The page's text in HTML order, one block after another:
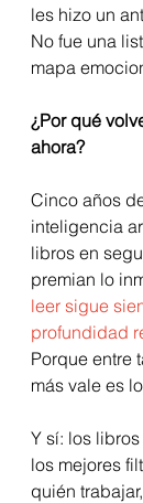
les hizo un
No fue una
mapa
¿Por qué
ahora?
Cinco años
inteligencia
libros en
premian lo
leer sigue
profundidad
Porque entre
más vale es
Y sí: los
los mejores
quién